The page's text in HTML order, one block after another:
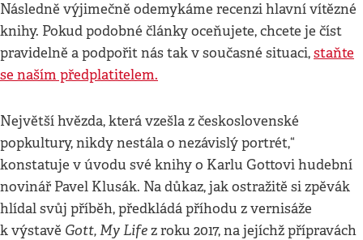
Následně výjimečně odemykáme recenzi hlavní vítězné
knihy. Pokud podobné články oceňujete, chcete je číst
pravidelně a podpořit nás tak v současné situaci,staňte
se naším předplatitelem.
Největší hvězda, která vzešla z československé
popkultury, nikdy nestála o nezávislý portrét,“
konstatuje v úvodu své knihy o Karlu Gottovi hudební
novinář Pavel Klusák. Na důkaz, jak ostražitě si zpěvák
hlídal svůj příběh, předkládá příhodu z vernisáže
k výstavě Gott, My Lifez roku 2017, na jejíchž přípravách